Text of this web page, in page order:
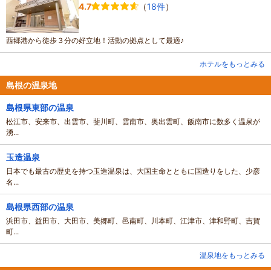
4.7 （18件）
西郷港から徒歩３分の好立地！活動の拠点として最適♪
ホテルをもっとみる
島根の温泉地
島根県東部の温泉
松江市、安来市、出雲市、斐川町、雲南市、奥出雲町、飯南市に数多く温泉が
湧...
玉造温泉
日本でも最古の歴史を持つ玉造温泉は、大国主命とともに国造りをした、少彦
名...
島根県西部の温泉
浜田市、益田市、大田市、美郷町、邑南町、川本町、江津市、津和野町、吉賀
町...
温泉地をもっとみる